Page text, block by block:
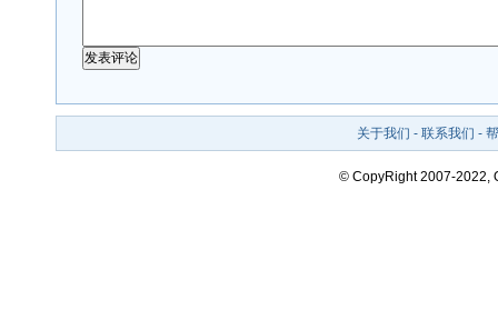
关于我们 - 联系我们 -
© CopyRight 2007-2022,